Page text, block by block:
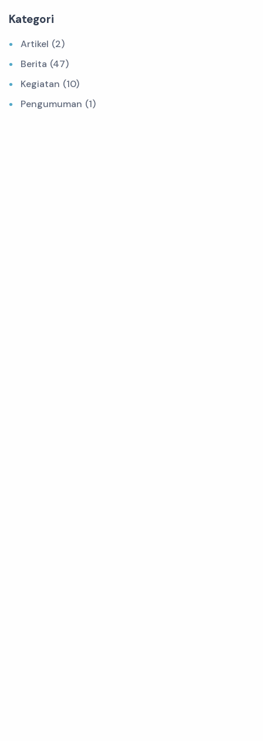
Kategori
Artikel (2)
Berita (47)
Kegiatan (10)
Pengumuman (1)